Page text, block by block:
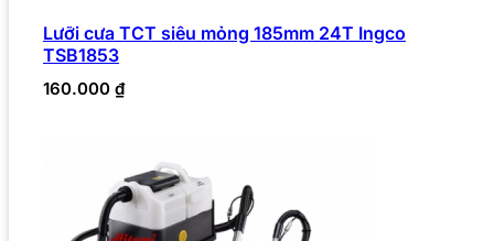
Lưỡi cưa TCT siêu mỏng 185mm 24T Ingco
TSB1853
160.000 ₫